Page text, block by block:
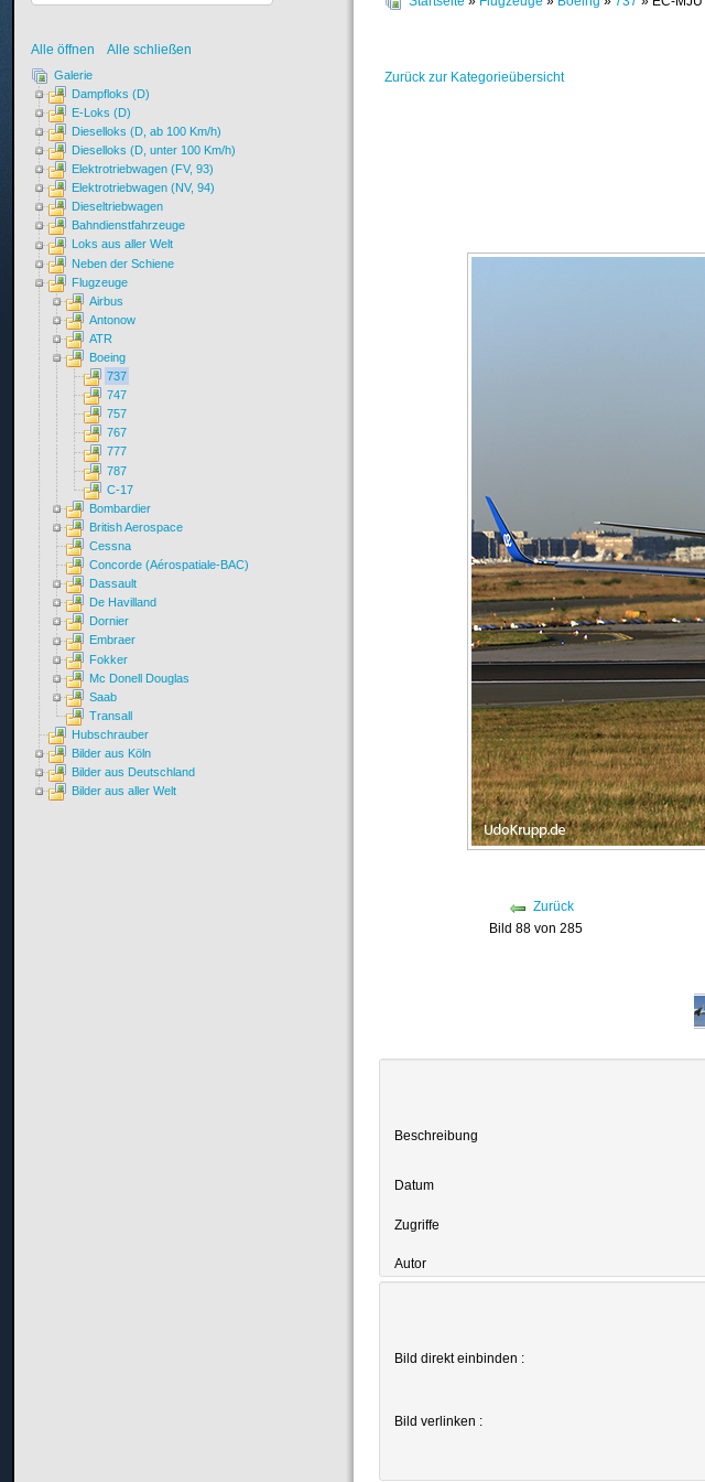
Zurück zur Kategorieübersicht
Zurück
Bild 88 von 285
Beschreibung
Datum
Zugriffe
Autor
Bild direkt einbinden :
Bild verlinken :
Alle öffnen Alle schließen
Galerie
Dampfloks (D)
E-Loks (D)
Dieselloks (D, ab 100 Km/h)
Dieselloks (D, unter 100 Km/h)
Elektrotriebwagen (FV, 93)
Elektrotriebwagen (NV, 94)
Dieseltriebwagen
Bahndienstfahrzeuge
Loks aus aller Welt
Neben der Schiene
Flugzeuge
Airbus
Antonow
ATR
Boeing
737
747
757
767
777
787
C-17
Bombardier
British Aerospace
Cessna
Concorde (Aérospatiale-BAC)
Dassault
De Havilland
Dornier
Embraer
Fokker
Mc Donell Douglas
Saab
Transall
Hubschrauber
Bilder aus Köln
Bilder aus Deutschland
Bilder aus aller Welt